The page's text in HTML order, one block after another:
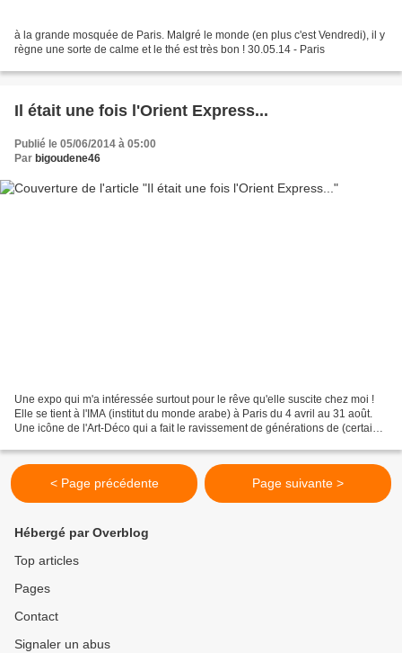
à la grande mosquée de Paris. Malgré le monde (en plus c'est Vendredi), il y
règne une sorte de calme et le thé est très bon ! 30.05.14 - Paris
Il était une fois l'Orient Express...
Publié le 05/06/2014 à 05:00
Par bigoudene46
Une expo qui m'a intéressée surtout pour le rêve qu'elle suscite chez moi !
Elle se tient à l'IMA (institut du monde arabe) à Paris du 4 avril au 31 août.
Une icône de l'Art-Déco qui a fait le ravissement de générations de (certains)
< Page précédente Page suivante >
Hébergé par Overblog
Top articles
Pages
Contact
Signaler un abus